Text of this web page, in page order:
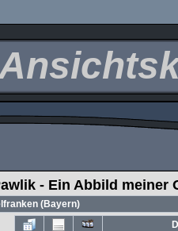
- Ein Abbild meiner
(Bayern)